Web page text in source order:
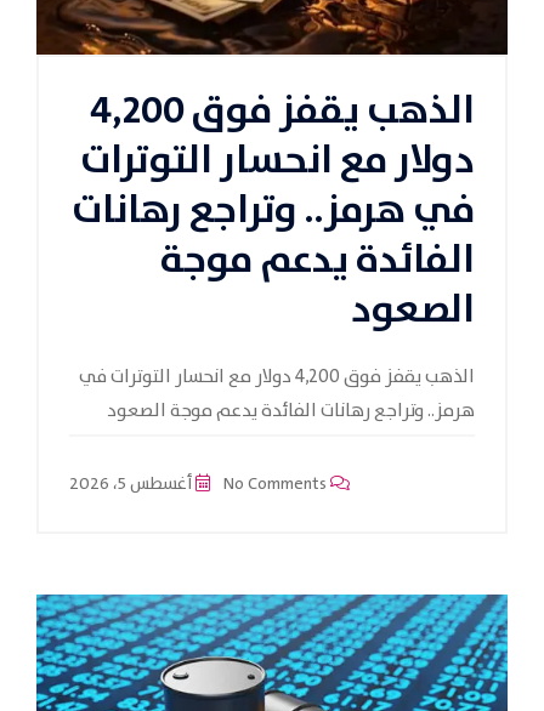
الذهب يقفز فوق 4,200
دولار مع انحسار التوترات
في هرمز.. وتراجع رهانات
الفائدة يدعم موجة
الصعود
الذهب يقفز فوق 4,200 دولار مع انحسار التوترات في
هرمز.. وتراجع رهانات الفائدة يدعم موجة الصعود
أغسطس 5، 2026